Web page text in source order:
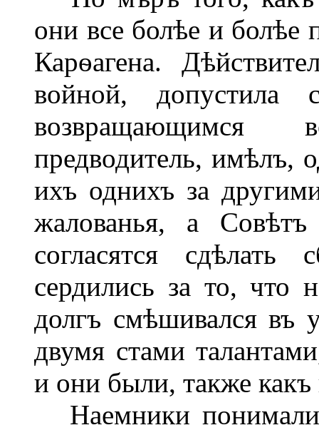
они все болѣе и болѣе
Карѳагена.
войной, допустила
возвращающимся
предводитель, имѣлъ,
ихъ однихъ за
жалованья, а
согласятся
сердились за то, что
долгъ смѣшивался въ
двумя стами
и они были, также
Наемники понимали